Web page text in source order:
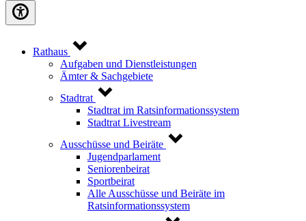
Rathaus
Aufgaben und Dienstleistungen
Ämter & Sachgebiete
Stadtrat
Stadtrat im Ratsinformationssystem
Stadtrat Livestream
Ausschüsse und Beiräte
Jugendparlament
Seniorenbeirat
Sportbeirat
Alle Ausschüsse und Beiräte im
Ratsinformationssystem